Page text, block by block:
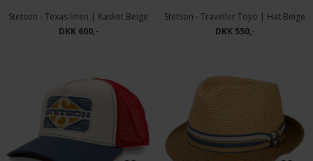
Stetson - Texas linen | Kasket Beige
DKK 600,-
Stetson - Traveller Toyo | Hat Beige
DKK 550,-